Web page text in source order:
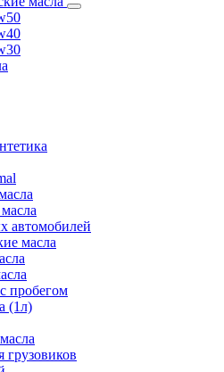
автомобилей
масла
пробегом
(1л)
грузовиков